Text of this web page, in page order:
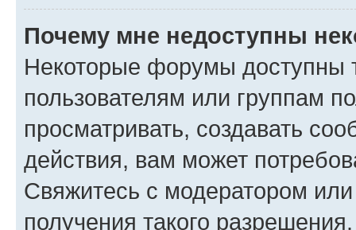
Почему мне недоступны
Некоторые форумы доступны
пользователям или группам
просматривать, создавать
действия, вам может
Свяжитесь с модератором
получения такого разрешения.